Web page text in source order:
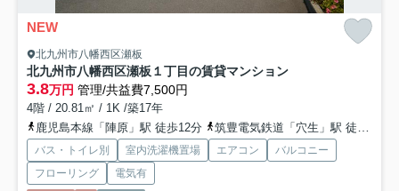
NEW
北九州市八幡西区瀬板
北九州市八幡西区瀬板１丁目の賃貸マンション
3.8万円 管理/共益費7,500円
4階 / 20.81㎡ / 1K /築17年
鹿児島本線「陣原」駅 徒歩12分
筑豊電気鉄道「穴生」駅 徒歩16分
バス・トイレ別 室内洗濯機置場 エアコン
バルコニー
フローリング
電気有